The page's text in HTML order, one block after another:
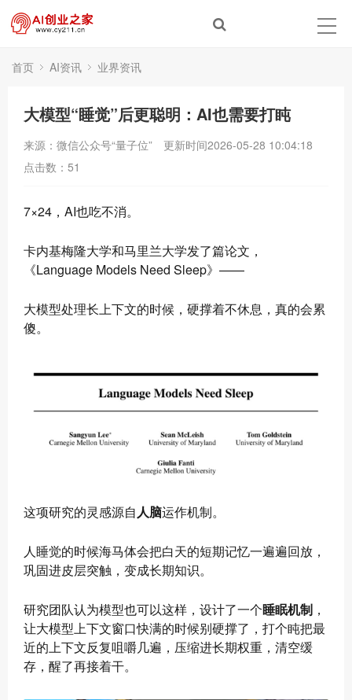
首页 AI资讯 业界资讯
大模型“睡觉”后更聪明：AI也需要打盹
来源：微信公众号“量子位”
更新时间2026-05-28 10:04:18
点击数： 51
7×24，AI也吃不消。
卡内基梅隆大学和马里兰大学发了篇论文，
《Language Models Need Sleep》——
大模型处理长上下文的时候，硬撑着不休息，真的会累
傻。
这项研究的灵感源自人脑运作机制。
人睡觉的时候海马体会把白天的短期记忆一遍遍回放，
巩固进皮层突触，变成长期知识。
研究团队认为模型也可以这样，设计了一个睡眠机制 ，
让大模型上下文窗口快满的时候别硬撑了，打个盹把最
近的上下文反复咀嚼几遍，压缩进长期权重，清空缓
存，醒了再接着干。